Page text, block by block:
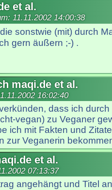
et al.
11.11.2002 14:00:38
sonstwie (mit) durch
gern äußern ;-) .
maqi.de et al.
16:02:40
dass ich durch
vegan) zu Veganer
ich mit Fakten und
zur Veganerin
et al.
07:13:37
angehängt und Titel